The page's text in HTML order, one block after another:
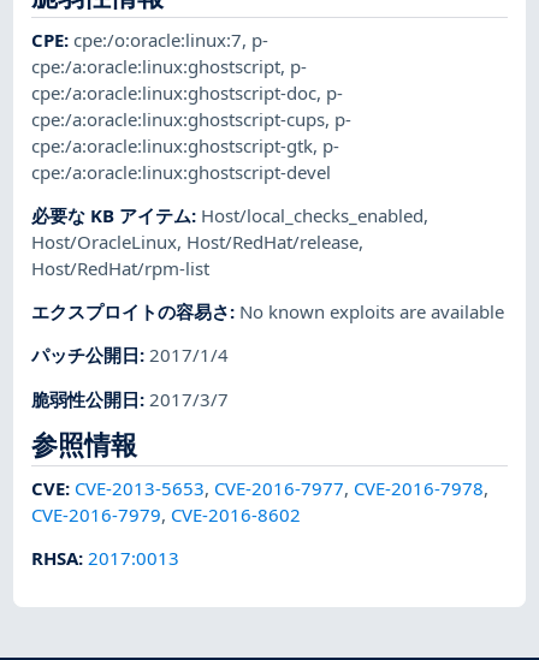
CPE:cpe:/o:oracle:linux:7, p-
cpe:/a:oracle:linux:ghostscript, p-
cpe:/a:oracle:linux:ghostscript-doc, p-
cpe:/a:oracle:linux:ghostscript-cups, p-
cpe:/a:oracle:linux:ghostscript-gtk, p-
cpe:/a:oracle:linux:ghostscript-devel
必要な KB アイテム: Host/local_checks_enabled,
Host/OracleLinux, Host/RedHat/release,
Host/RedHat/rpm-list
エクスプロイトの容易さ: No known exploits are available
パッチ公開日:2017/1/4
脆弱性公開日: 2017/3/7
参照情報
CVE: CVE-2013-5653, CVE-2016-7977, CVE-2016-7978,
CVE-2016-7979, CVE-2016-8602
RHSA: 2017:0013